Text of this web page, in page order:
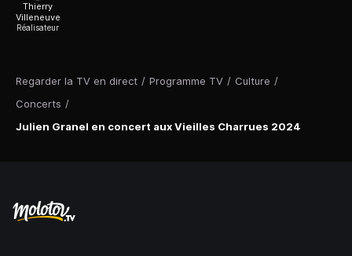
Regarder la TV en direct / Programme TV / Culture /
Concerts /
Julien Granel en concert aux Vieilles Charrues 2024
Thierry
Villeneuve
Réalisateur